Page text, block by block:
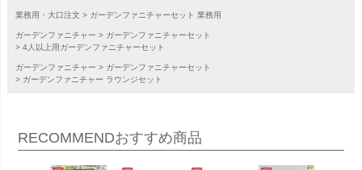
業務用・大口注文 ガーデンファニチャーセット 業務用
ガーデンファニチャー
ガーデンファニチャーセット
4人以上用ガーデンファニチャーセット
ガーデンファニチャー
ガーデンファニチャーセット
ガーデンファニチャー ラウンジセット
RECOMMENDおすすめ商品